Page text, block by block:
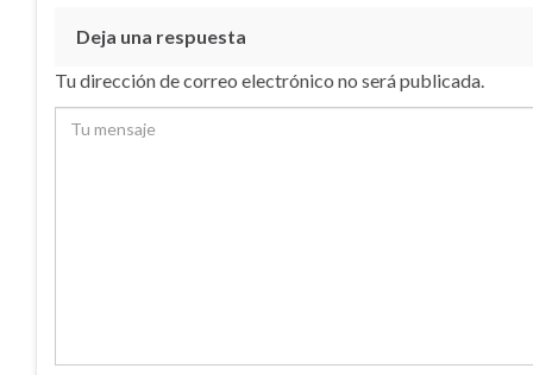
Deja una respuesta
Tu dirección de correo electrónico no será publicada.